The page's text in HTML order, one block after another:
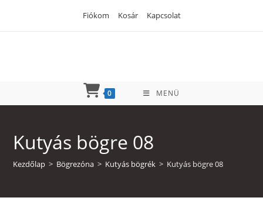
Fiókom Kosár Kapcsolat
0 MENÜ
Kutyás bögre 08
Kezdőlap > Bögrezóna > Kutyás bögrék > Kutyás bögre 08